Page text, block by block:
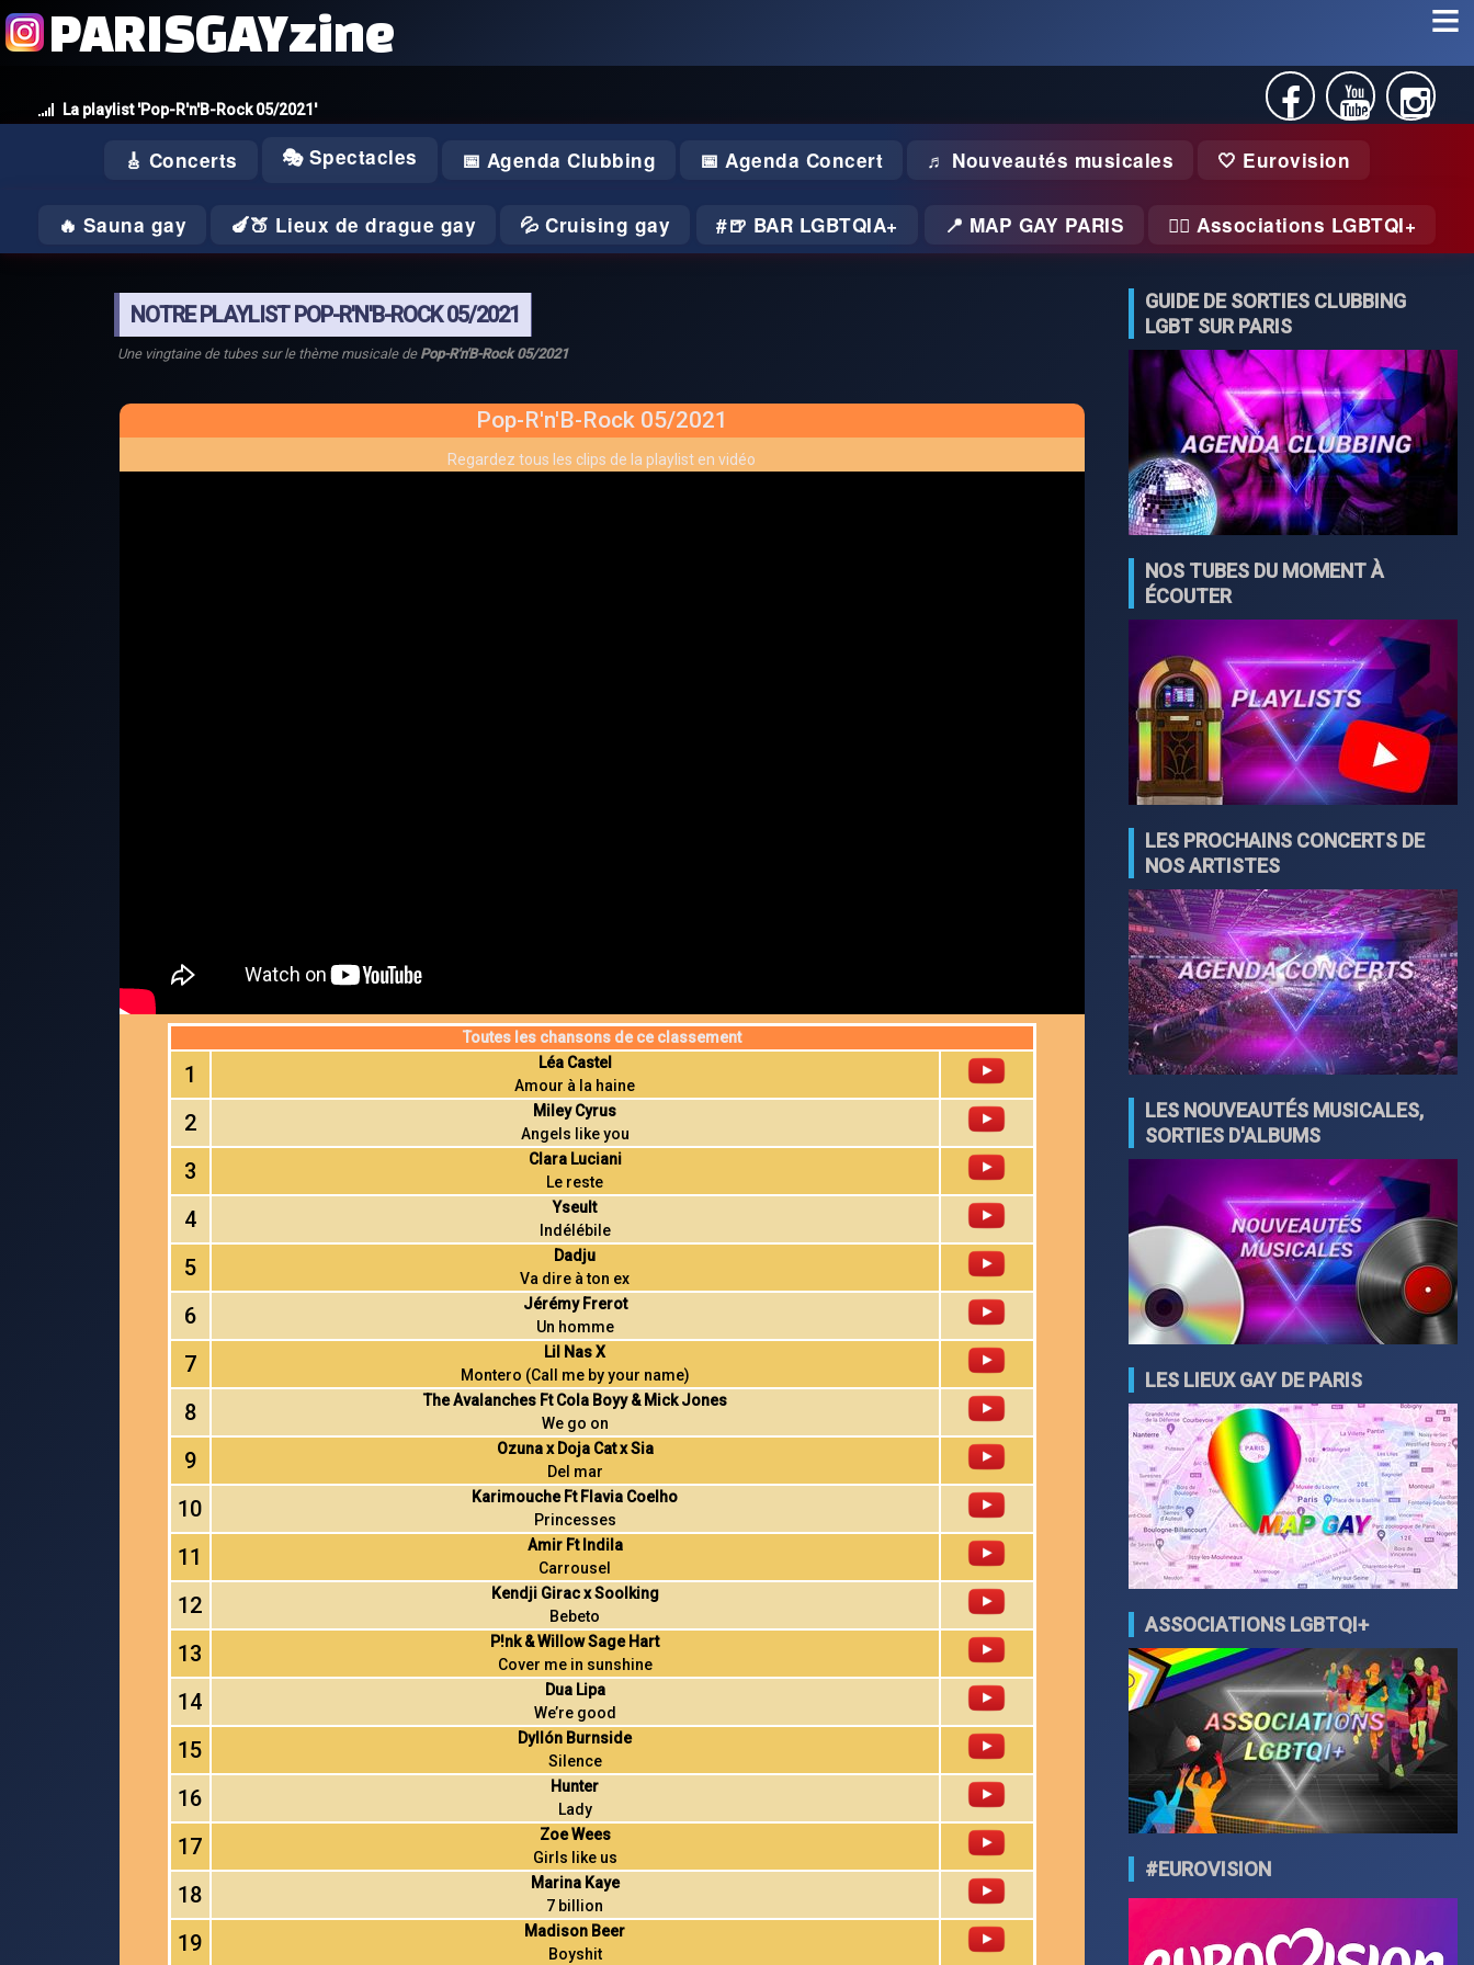
La playlist 'Pop-R'n'B-Rock 05/2021'
PARISGAYzine
🎸 Concerts 🎭 Spectacles 📅 Agenda Clubbing 📅 Agenda Concert ♬ Nouveautés musicales 🤍 Eurovision
🔥 Sauna gay 🍆🍑 Lieux de drague gay 💦 Cruising gay 🍺 BAR LGBTQIA+ 📍 MAP GAY PARIS 🏃‍♂️ Associations LGBTQI+
NOTRE PLAYLIST POP-R'N'B-ROCK 05/2021
Une vingtaine de tubes sur le thème musicale de Pop-R'n'B-Rock 05/2021
Pop-R'n'B-Rock 05/2021
Regardez tous les clips de la playlist en vidéo
Toutes les chansons de ce classement
1
Léa Castel
Amour à la haine
2
Miley Cyrus
Angels like you
3
Clara Luciani
Le reste
4
Yseult
Indélébile
5
Dadju
Va dire à ton ex
6
Jérémy Frerot
Un homme
7
Lil Nas X
Montero (Call me by your name)
8
The Avalanches Ft Cola Boyy & Mick Jones
We go on
9
Ozuna x Doja Cat x Sia
Del mar
10
Karimouche Ft Flavia Coelho
Princesses
11
Amir Ft Indila
Carrousel
12
Kendji Girac x Soolking
Bebeto
13
P!nk & Willow Sage Hart
Cover me in sunshine
14
Dua Lipa
We’re good
15
Dyllón Burnside
Silence
16
Hunter
Lady
17
Zoe Wees
Girls like us
18
Marina Kaye
7 billion
19
Madison Beer
Boyshit
GUIDE DE SORTIES CLUBBING
LGBT SUR PARIS
NOS TUBES DU MOMENT À
ÉCOUTER
LES PROCHAINS CONCERTS DE
NOS ARTISTES
LES NOUVEAUTÉS MUSICALES,
SORTIES D'ALBUMS
LES LIEUX GAY DE PARIS
ASSOCIATIONS LGBTQI+
#EUROVISION